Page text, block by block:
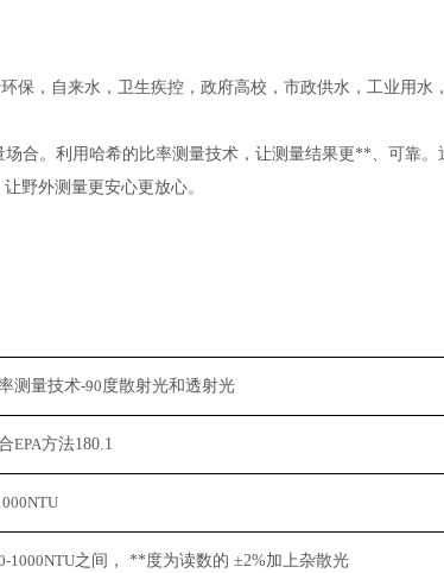
保，自来水，卫生疾控，政府高校，市政供水，工业用水
合。利用哈希的比率测量技术，让测量结果更**、可靠。
野外测量更安心更放心。
测量技术-90度散射光和透射光
EPA方法180.1
1000NTU之间， **度为读数的 ±2%加上杂散光